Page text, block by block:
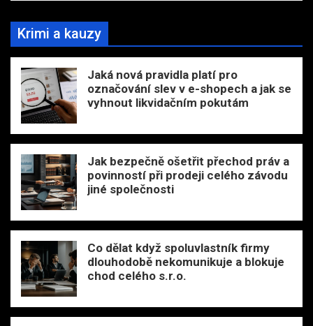
Krimi a kauzy
Jaká nová pravidla platí pro
označování slev v e-shopech a jak se
vyhnout likvidačním pokutám
Jak bezpečně ošetřit přechod práv a
povinností při prodeji celého závodu
jiné společnosti
Co dělat když spoluvlastník firmy
dlouhodobě nekomunikuje a blokuje
chod celého s.r.o.